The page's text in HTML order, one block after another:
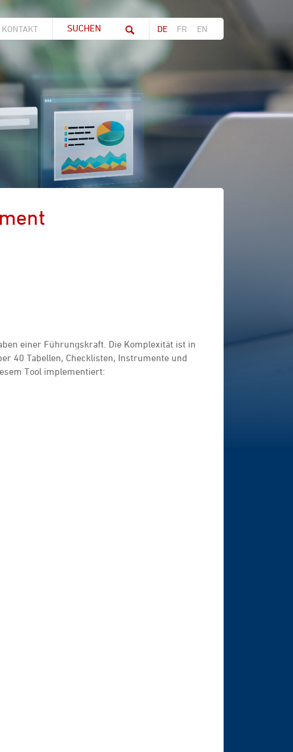
KONTAKT Suchwort DE FR EN
einer Führungskraft. Die Komplexität ist in
40 Tabellen, Checklisten, Instrumente und
Tool implementiert: